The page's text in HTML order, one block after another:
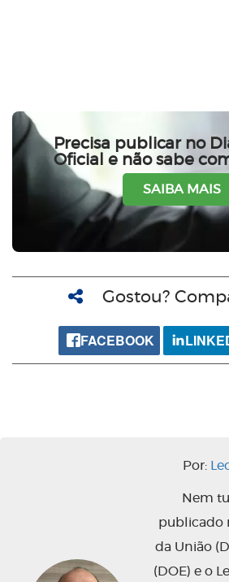
Precisa publicar no
Oficial e não sabe
SAIBA MAIS
Gostou?
FACEBOOK
Por:
Nem
publicado
da União
(DOE) e o